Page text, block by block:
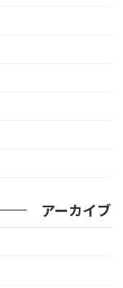
アーカイブ